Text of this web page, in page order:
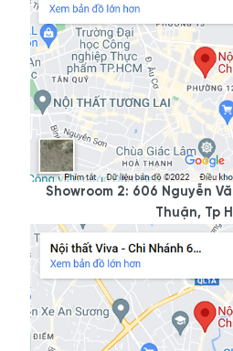
Showroom 2: 606 Nguyễn
Thuận, Tp